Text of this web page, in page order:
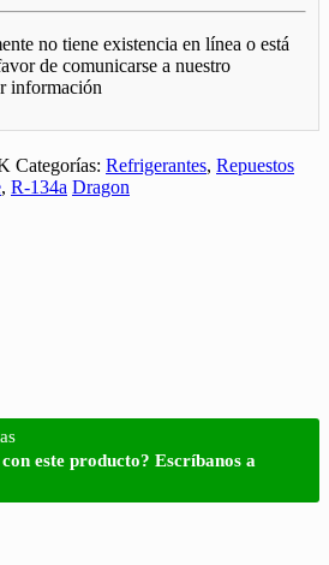
no tiene existencia en línea o está
de comunicarse a nuestro
información
Categorías: Refrigerantes, Repuestos
, R-134a Dragon
este producto? Escríbanos a